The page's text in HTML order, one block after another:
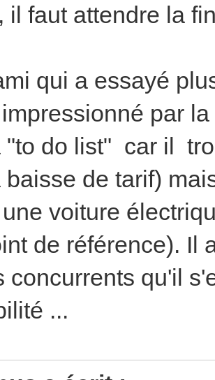
il faut attendre la
qui a essayé
par
"to do list" car il
baisse de tarif)
voiture
de référence). Il
concurrents qu'il
...